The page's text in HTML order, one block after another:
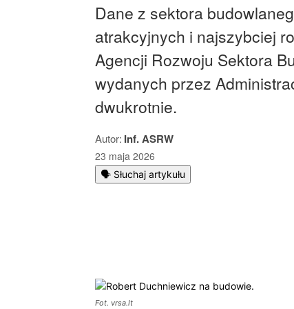
Dane z sektora
atrakcyjnych i najszybciej
Agencji Rozwoju Sektora
wydanych przez
dwukrotnie.
Autor: Inf. ASRW
23 maja 2026
🗣️ Słuchaj artykułu
Fot. vrsa.lt